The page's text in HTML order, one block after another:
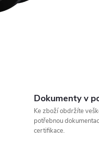
Dokumenty v
Ke zboží obdržíte
potřebnou
certifikace.